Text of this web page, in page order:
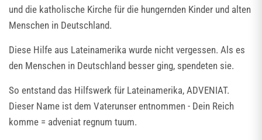
und die katholische Kirche für die hungernden Kinder und alten
Menschen in Deutschland.
Diese Hilfe aus Lateinamerika wurde nicht vergessen. Als es
den Menschen in Deutschland besser ging, spendeten sie.
So entstand das Hilfswerk für Lateinamerika, ADVENIAT.
Dieser Name ist dem Vaterunser entnommen - Dein Reich
komme = adveniat regnum tuum.